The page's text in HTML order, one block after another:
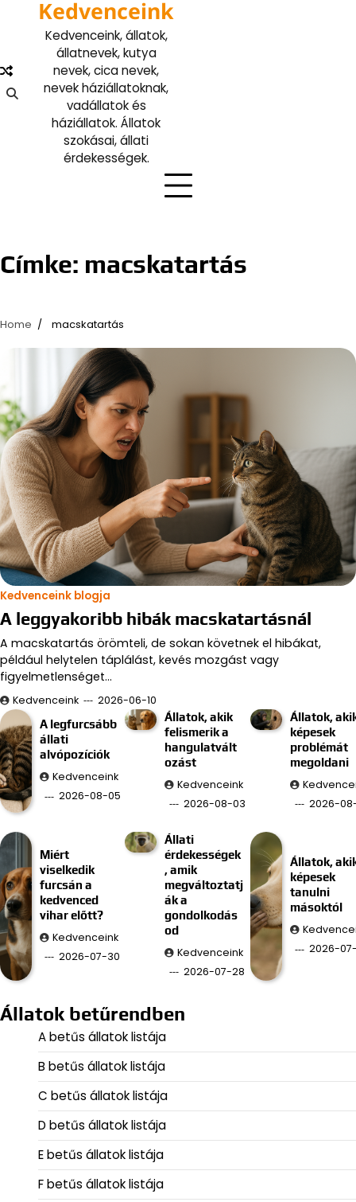
Kedvenceink
Kedvenceink, állatok,
állatnevek, kutya
nevek, cica nevek,
nevek háziállatoknak,
vadállatok és
háziállatok. Állatok
szokásai, állati
érdekességek.
Címke: macskatartás
Home macskatartás
Kedvenceink blogja
A leggyakoribb hibák macskatartásnál
A macskatartás örömteli, de sokan követnek el hibákat,
például helytelen táplálást, kevés mozgást vagy
figyelmetlenséget…
Kedvenceink
2026-06-10
A legfurcsább
állati
alvópozíciók
Kedvenceink
2026-08-05
Állatok, akik
felismerik a
hangulatvált
ozást
Kedvenceink
2026-08-03
Állatok,
képesek
problémát
megoldani
2026-
Miért
viselkedik
furcsán a
kedvenced
vihar előtt?
Kedvenceink
2026-07-30
Állati
érdekességek
, amik
megváltoztatj
ák a
gondolkodás
od
Kedvenceink
2026-07-28
Állatok,
képesek
tanulni
másoktól
2026-
Állatok betűrendben
A betűs állatok listája
B betűs állatok listája
C betűs állatok listája
D betűs állatok listája
E betűs állatok listája
F betűs állatok listája